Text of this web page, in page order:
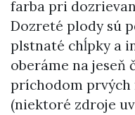
farba pri
Dozreté plody sú
plstnaté chĺpky a
oberáme na jeseň
príchodom prvých
(niektoré zdroje